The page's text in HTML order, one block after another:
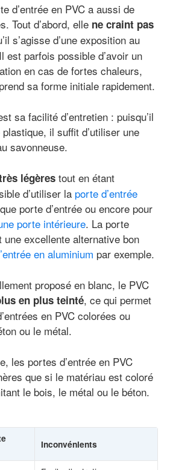
d’entrée en PVC a aussi de
Tout d’abord, elle ne craint pas
s’agisse d’une exposition au
est parfois possible d’avoir un
en cas de fortes chaleurs,
sa forme initiale rapidement.
sa facilité d’entretien : puisqu’il
plastique, il suffit d’utiliser une
savonneuse.
légères tout en étant
d’utiliser la porte d’entrée
porte d’entrée ou encore pour
porte intérieure. La porte
une excellente alternative bon
en aluminium par exemple.
proposé en blanc, le PVC
en plus teinté, ce qui permet
en PVC colorées ou
ou le métal.
les portes d’entrée en PVC
que si le matériau est coloré
le bois, le métal ou le béton.
Inconvénients